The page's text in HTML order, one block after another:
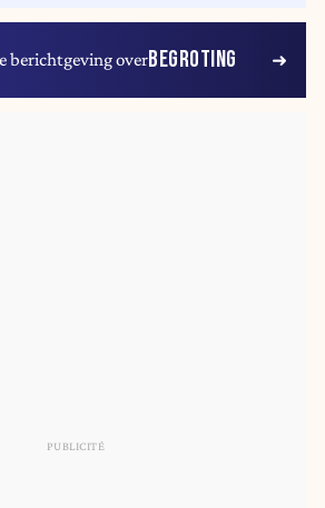
berichtgeving overBEGROTING